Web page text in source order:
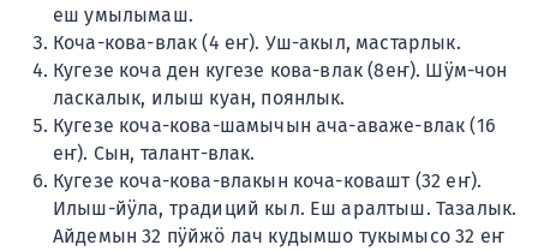
еш умылымаш.
Коча-кова-влак (4 еҥ). Уш-акыл, мастарлык.
Кугезе коча ден кугезе кова-влак (8еҥ). Шӱм-чон
ласкалык, илыш куан, поянлык.
Кугезе коча-кова-шамычын ача-аваже-влак (16
еҥ). Сын, талант-влак.
Кугезе коча-кова-влакын коча-ковашт (32 еҥ).
Илыш-йӱла, традиций кыл. Еш аралтыш. Тазалык.
Айдемын 32 пӱйжӧ лач кудымшо тукымысо 32 еҥ